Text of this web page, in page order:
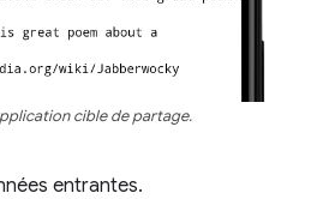
cible de partage.
entrantes.